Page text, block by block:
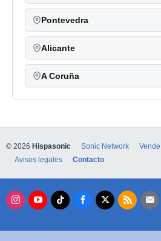
Pontevedra
Alicante
A Coruña
© 2026 Hispasonic Sonic Network
Avisos legales
Contacto